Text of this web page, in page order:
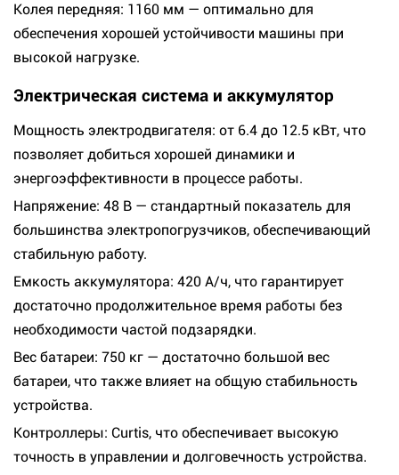
Колея передняя: 1160 мм — оптимально для
обеспечения хорошей устойчивости машины при
высокой нагрузке.
Электрическая система и аккумулятор
Мощность электродвигателя: от 6.4 до 12.5 кВт, что
позволяет добиться хорошей динамики и
энергоэффективности в процессе работы.
Напряжение: 48 В — стандартный показатель для
большинства электропогрузчиков, обеспечивающий
стабильную работу.
Емкость аккумулятора: 420 А/ч, что гарантирует
достаточно продолжительное время работы без
необходимости частой подзарядки.
Вес батареи: 750 кг — достаточно большой вес
батареи, что также влияет на общую стабильность
устройства.
Контроллеры: Curtis, что обеспечивает высокую
точность в управлении и долговечность устройства.